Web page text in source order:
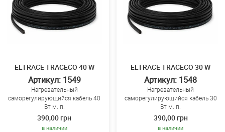
ELTRACE TRACECO 40 W
Артикул: 1549
Нагревательный
саморегулирующийся кабель 40
Вт м. п.
390,00 грн
в наличии
ELTRACE TRACECO 30 W
Артикул: 1548
Нагревательный
саморегулирующийся кабель 30
Вт м. п.
390,00 грн
в наличии